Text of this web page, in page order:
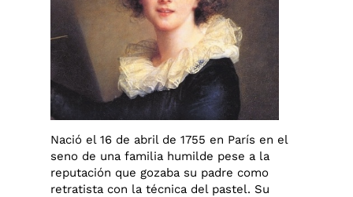
Nació el 16 de abril de 1755 en París en el
seno de una familia humilde pese a la
reputación que gozaba su padre como
retratista con la técnica del pastel. Su